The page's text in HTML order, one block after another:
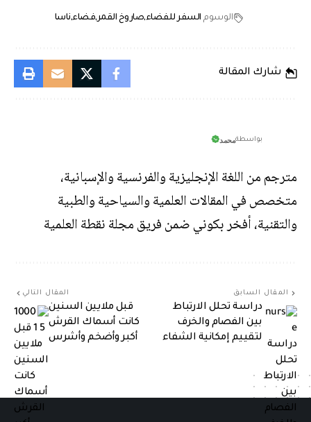
الوسوم السفر للفضاءصاروخ القمرفضاء ناسا
شارك المقالة
بواسطةمحمد
مترجم من اللغة الإنجليزية والفرنسية والإسبانية،
متخصص في المقالات العلمية والسياحية والطبية
والتقنية، أفخر بكوني ضمن فريق مجلة نقطة العلمية
المقال السابق
دراسة تحلل الارتباط
بين الفصام والخرف
لتقييم إمكانية الشفاء
المقال التالي
قبل ملايين السنين
كانت أسماك القرش
أكبر وأضخم وأشرس